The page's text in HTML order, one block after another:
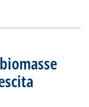
. Pubblicata martedì